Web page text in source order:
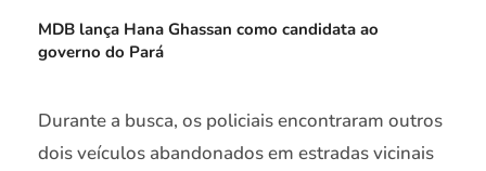
MDB lança Hana Ghassan como candidata ao
governo do Pará
Durante a busca, os policiais encontraram outros
dois veículos abandonados em estradas vicinais